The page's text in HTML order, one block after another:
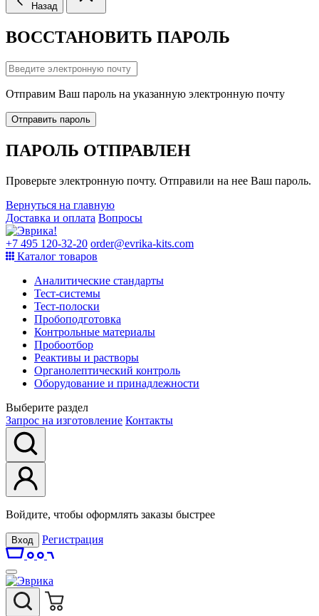
Назад
ВОССТАНОВИТЬ ПАРОЛЬ
Отправим Ваш пароль на указанную электронную почту
Отправить пароль
ПАРОЛЬ ОТПРАВЛЕН
Проверьте электронную почту. Отправили на нее Ваш пароль.
Вернуться на главную
Доставка и оплата Вопросы
+7 495 120-32-20 order@evrika-kits.com
Каталог товаров
Аналитические стандарты
Тест-системы
Тест-полоски
Пробоподготовка
Контрольные материалы
Пробоотбор
Реактивы и растворы
Органолептический контроль
Оборудование и принадлежности
Выберите раздел
Запрос на изготовление Контакты
Войдите, чтобы оформлять заказы быстрее
Вход Регистрация